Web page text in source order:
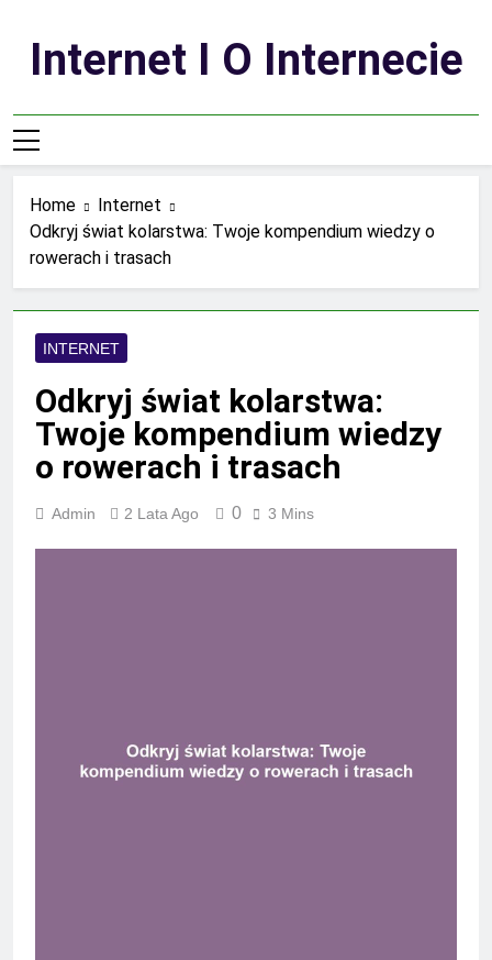
contentInternet I O Internecie
Home
Internet
Odkryj świat kolarstwa: Twoje kompendium wiedzy o
rowerach i trasach
INTERNET
Odkryj świat kolarstwa:
Twoje kompendium wiedzy
o rowerach i trasach
Admin 2 Lata Ago 0 3 Mins